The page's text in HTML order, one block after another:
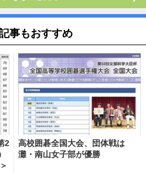
事もおすすめ
2
高校囲碁全国大会、団体戦は
灘・南山女子部が優勝